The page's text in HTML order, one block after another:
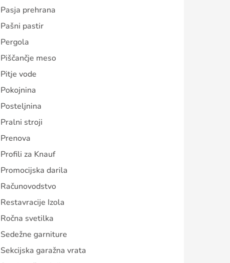
Pasja prehrana
Pašni pastir
Pergola
Piščančje meso
Pitje vode
Pokojnina
Posteljnina
Pralni stroji
Prenova
Profili za Knauf
Promocijska darila
Računovodstvo
Restavracije Izola
Ročna svetilka
Sedežne garniture
Sekcijska garažna vrata